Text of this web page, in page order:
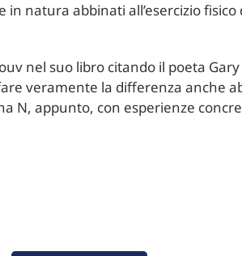
natura abbinati all’esercizio
nel suo libro citando il poeta
veramente la differenza anche
N, appunto, con esperienze